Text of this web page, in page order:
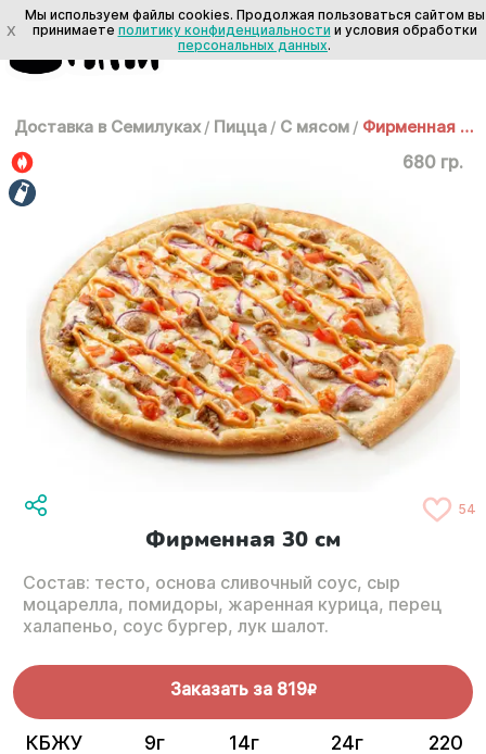
Доставка в Семилуках / Пицца / С мясом / Фирменная 30 см
680 гр.
54
Фирменная 30 см
Состав: тесто, основа сливочный соус, сыр
моцарелла, помидоры, жаренная курица, перец
халапеньо, соус бургер, лук шалот.
Заказать за 819R
КБЖУ 9г 14г 24г 220
X
Мы используем файлы cookies. Продолжая пользоваться сайтом вы
принимаете политику конфиденциальности и условия обработки
персональных данных.